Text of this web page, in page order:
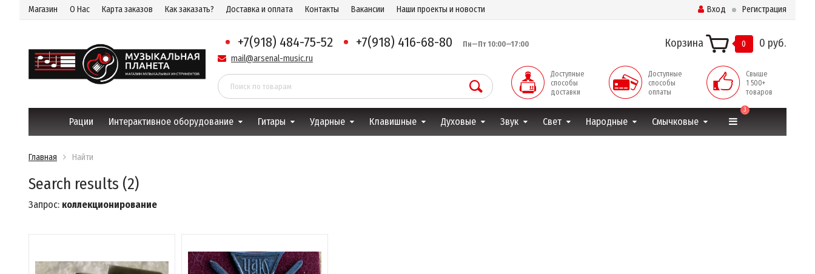
Магазин О Нас Карта заказов Как заказать? Доставка и оплата Контакты Вакансии Наши проекты и новости Вход Регистрация
+7(918) 484-75-52 +7(918) 416-68-80 Пн—Пт 10:00—17:00
mail@arsenal-music.ru
Корзина 0 0 руб.
Доступные
способы
доставки
Доступные
способы
оплаты
Свыше
1 500+
товаров
Рации Интерактивное оборудование Гитары Ударные Клавишные Духовые Звук Свет Народные Смычковые
3
Главная Найти
Search results (2)
Запрос: коллекционирование